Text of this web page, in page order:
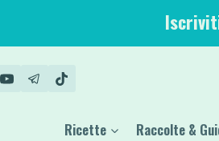
Ricette Raccolte &